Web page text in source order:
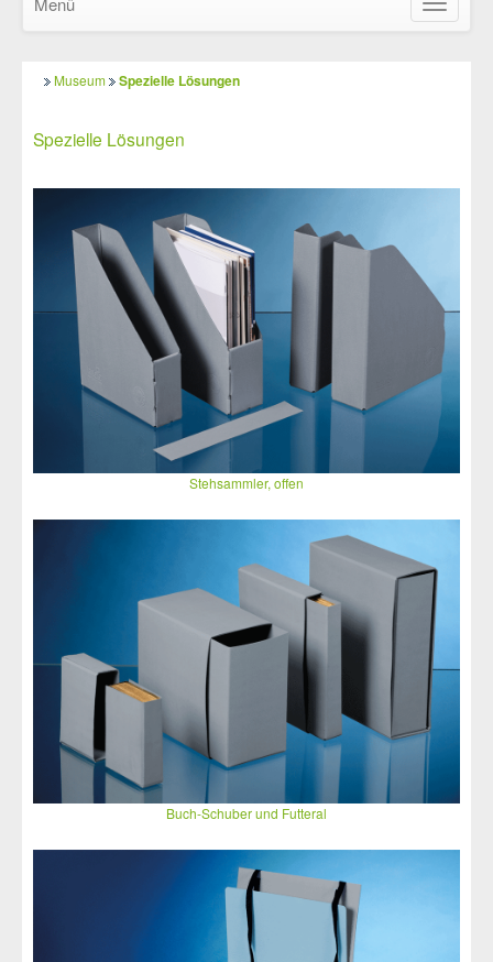
ein-/
Museum Spezielle Lösungen
Spezielle Lösungen
Stehsammler, offen
Buch-Schuber und Futteral